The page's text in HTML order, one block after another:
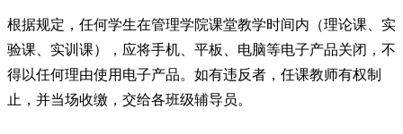
根据规定，任何学生在管理学院课堂教学时间内（理论课、实
验课、实训课），应将手机、平板、电脑等电子产品关闭，不
得以任何理由使用电子产品。如有违反者，任课教师有权制
止，并当场收缴，交给各班级辅导员。